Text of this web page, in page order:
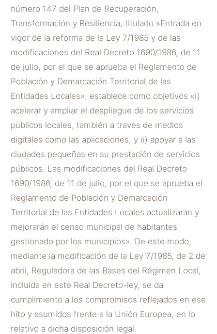
número 147 del Plan de Recuperación,
Transformación y Resiliencia, titulado «Entrada en
vigor de la reforma de la Ley 7/1985 y de las
modificaciones del Real Decreto 1690/1986, de 11
de julio, por el que se aprueba el Reglamento de
Población y Demarcación Territorial de las
Entidades Locales», establece como objetivos «i)
acelerar y ampliar el despliegue de los servicios
públicos locales, también a través de medios
digitales como las aplicaciones, y ii) apoyar a las
ciudades pequeñas en su prestación de servicios
públicos. Las modificaciones del Real Decreto
1690/1986, de 11 de julio, por el que se aprueba el
Reglamento de Población y Demarcación
Territorial de las Entidades Locales actualizarán y
mejorarán el censo municipal de habitantes
gestionado por los municipios». De este modo,
mediante la modificación de la Ley 7/1985, de 2 de
abril, Reguladora de las Bases del Régimen Local,
incluida en este Real Decreto-ley, se da
cumplimiento a los compromisos reflejados en ese
hito y asumidos frente a la Unión Europea, en lo
relativo a dicha disposición legal.